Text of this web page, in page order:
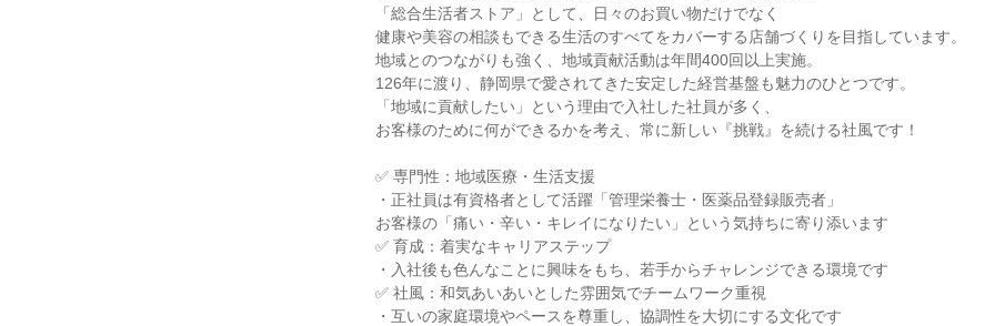
「総合生活者ストア」として、日々のお買い物だけでなく
健康や美容の相談もできる生活のすべてをカバーする店舗づくりを目指しています。
地域とのつながりも強く、地域貢献活動は年間400回以上実施。
126年に渡り、静岡県で愛されてきた安定した経営基盤も魅力のひとつです。
「地域に貢献したい」という理由で入社した社員が多く、
お客様のために何ができるかを考え、常に新しい『挑戦』を続ける社風です！
✅ 専門性：地域医療・生活支援
・正社員は有資格者として活躍「管理栄養士・医薬品登録販売者」
お客様の「痛い・辛い・キレイになりたい」という気持ちに寄り添います
✅ 育成：着実なキャリアステップ
・入社後も色んなことに興味をもち、若手からチャレンジできる環境です
✅ 社風：和気あいあいとした雰囲気でチームワーク重視
・互いの家庭環境やペースを尊重し、協調性を大切にする文化です